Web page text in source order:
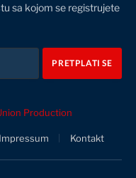
sa kojom se registrujete
Production
Impressum Kontakt